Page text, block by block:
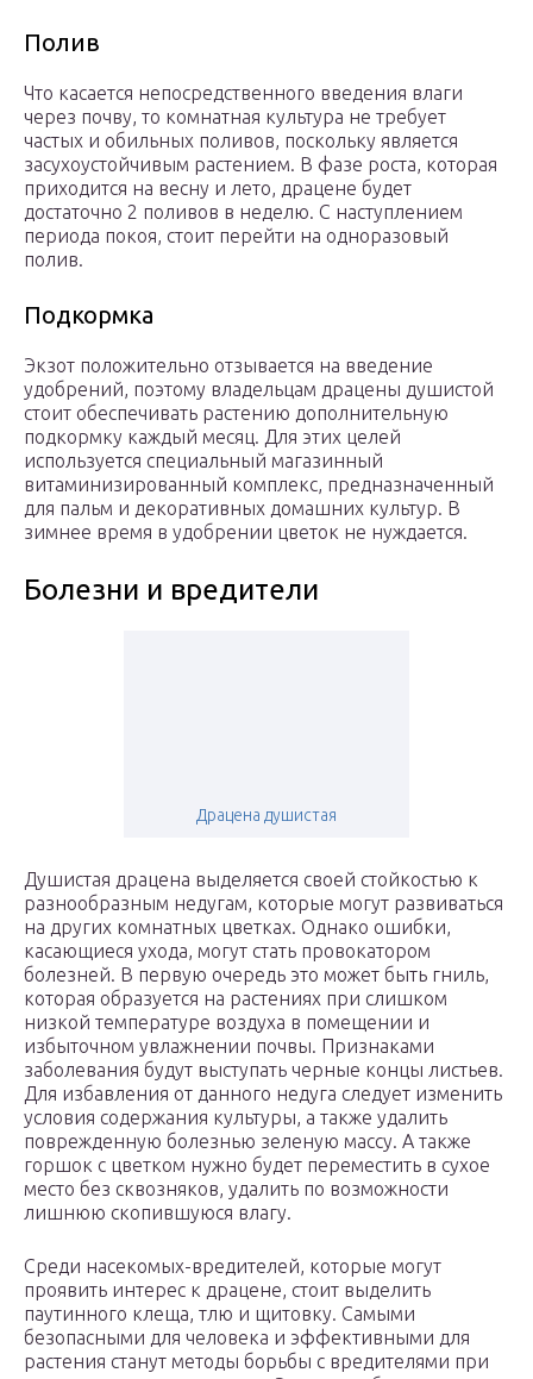
Полив
Что касается непосредственного введения влаги
через почву, то комнатная культура не требует
частых и обильных поливов, поскольку является
засухоустойчивым растением. В фазе роста, которая
приходится на весну и лето, драцене будет
достаточно 2 поливов в неделю. С наступлением
периода покоя, стоит перейти на одноразовый
полив.
Подкормка
Экзот положительно отзывается на введение
удобрений, поэтому владельцам драцены душистой
стоит обеспечивать растению дополнительную
подкормку каждый месяц. Для этих целей
используется специальный магазинный
витаминизированный комплекс, предназначенный
для пальм и декоративных домашних культур. В
зимнее время в удобрении цветок не нуждается.
Болезни и вредители
Драцена душистая
Душистая драцена выделяется своей стойкостью к
разнообразным недугам, которые могут развиваться
на других комнатных цветках. Однако ошибки,
касающиеся ухода, могут стать провокатором
болезней. В первую очередь это может быть гниль,
которая образуется на растениях при слишком
низкой температуре воздуха в помещении и
избыточном увлажнении почвы. Признаками
заболевания будут выступать черные концы листьев.
Для избавления от данного недуга следует изменить
условия содержания культуры, а также удалить
поврежденную болезнью зеленую массу. А также
горшок с цветком нужно будет переместить в сухое
место без сквозняков, удалить по возможности
лишнюю скопившуюся влагу.
Среди насекомых-вредителей, которые могут
проявить интерес к драцене, стоит выделить
паутинного клеща, тлю и щитовку. Самыми
безопасными для человека и эффективными для
растения станут методы борьбы с вредителями при